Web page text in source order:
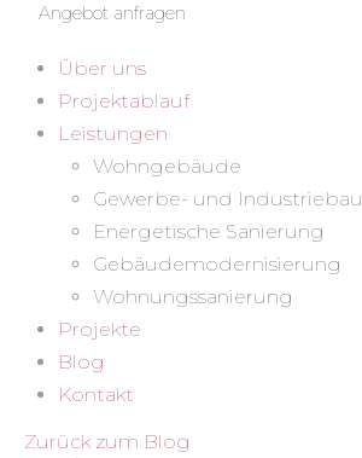
Angebot anfragen
Über uns
Projektablauf
Leistungen
Wohngebäude
Gewerbe- und Industriebau
Energetische Sanierung
Gebäudemodernisierung
Wohnungssanierung
Projekte
Blog
Kontakt
Zurück zum Blog